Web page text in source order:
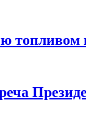
топливом